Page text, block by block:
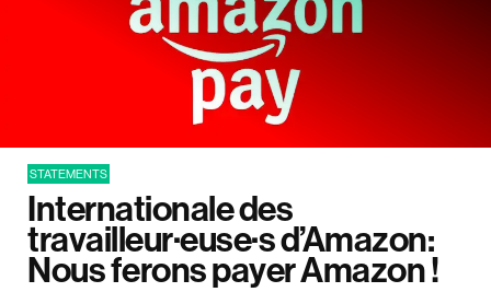
STATEMENTS
Internationale des
travailleur·euse·s d’Amazon:
Nous ferons payer Amazon !